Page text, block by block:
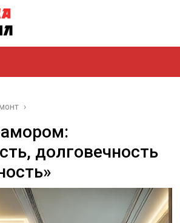
›
долговечность